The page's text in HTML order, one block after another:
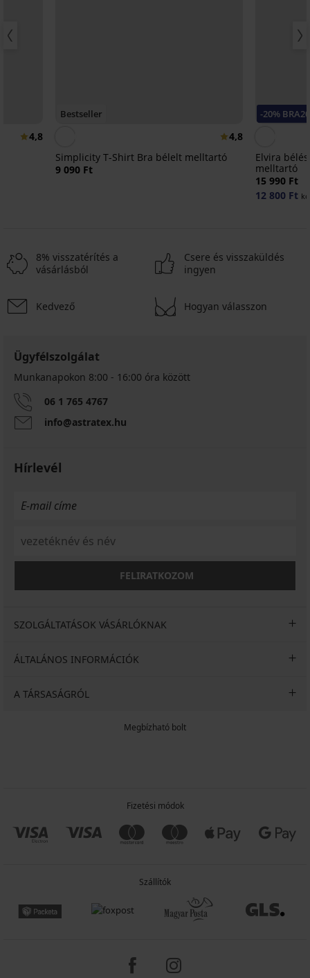
4,8
Bestseller
4,8
Simplicity T-Shirt Bra bélelt melltartó
9 090 Ft
-20% BRA20
Elvira
melltartó
15 990 Ft
12 800 Ft
8% visszatérítés a
vásárlásból
Csere és visszaküldés
ingyen
Kedvező Hogyan válasszon
Ügyfélszolgálat
Munkanapokon 8:00 - 16:00 óra között
06 1 765 4767
info@astratex.hu
Hírlevél
FELIRATKOZOM
SZOLGÁLTATÁSOK VÁSÁRLÓKNAK
ÁLTALÁNOS INFORMÁCIÓK
A TÁRSASÁGRÓL
Megbízható bolt
Fizetési módok
Szállítók